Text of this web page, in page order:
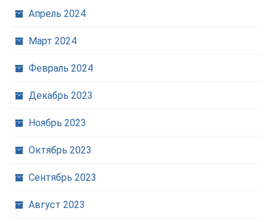
Апрель 2024
Март 2024
Февраль 2024
Декабрь 2023
Ноябрь 2023
Октябрь 2023
Сентябрь 2023
Август 2023